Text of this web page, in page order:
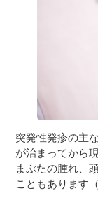
突発性発疹の主
が治まってから
まぶたの腫れ、
こともあります